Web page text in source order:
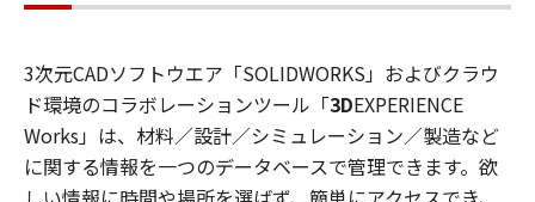
3次元CADソフトウエア「SOLIDWORKS」およびクラウ
ド環境のコラボレーションツール「3DEXPERIENCE
Works」は、材料／設計／シミュレーション／製造など
に関する情報を一つのデータベースで管理できます。欲